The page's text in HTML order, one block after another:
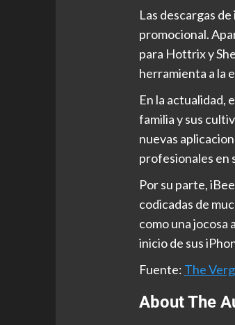
Las descargas
promocional.
para Hottrix y
herramienta a la
En la actualidad,
familia y sus
nuevas
profesionales en
Por su parte,
codicadas de
como una jocosa
inicio de sus
Fuente: The
About The